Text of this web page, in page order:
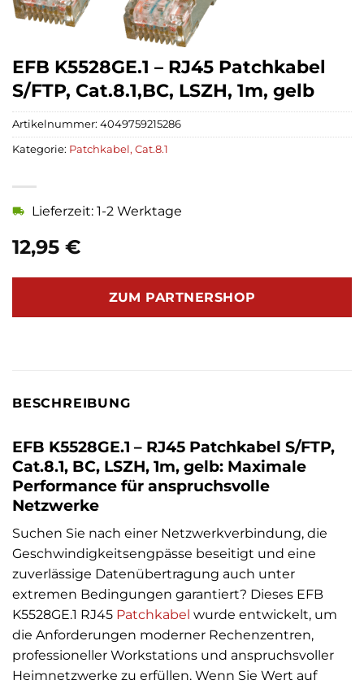
EFB K5528GE.1 – RJ45 Patchkabel
S/FTP, Cat.8.1,BC, LSZH, 1m, gelb
12,95 €
Lieferzeit: 1-2 Werktage
ZUM PARTNERSHOP
Artikelnummer: 4049759215286
Kategorie: Patchkabel, Cat.8.1
BESCHREIBUNG
EFB K5528GE.1 – RJ45 Patchkabel S/FTP,
Cat.8.1, BC, LSZH, 1m, gelb: Maximale
Performance für anspruchsvolle
Netzwerke
Suchen Sie nach einer Netzwerkverbindung, die
Geschwindigkeitsengpässe beseitigt und eine
zuverlässige Datenübertragung auch unter
extremen Bedingungen garantiert? Dieses EFB
K5528GE.1 RJ45 Patchkabel wurde entwickelt, um
die Anforderungen moderner Rechenzentren,
professioneller Workstations und anspruchsvoller
Heimnetzwerke zu erfüllen. Wenn Sie Wert auf